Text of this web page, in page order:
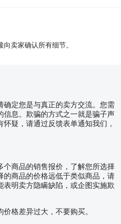
卖家确认所有细节。
确定您是与真正的卖方交流。您需
信息。欺骗的方式之一就是骗子声
疑，请通过反馈表单通知我们，
商品的销售报价，了解您所选择
的商品的价格远低于类似商品，请
明卖方隐瞒缺陷，或企图实施欺
格差异过大，不要购买。